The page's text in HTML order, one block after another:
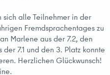
sich alle Teilnehmer in der
Fremdsprachentages zu
Marlene aus der 7.2, den
7.1 und den 3. Platz konnte
Herzlichen Glückwunsch!